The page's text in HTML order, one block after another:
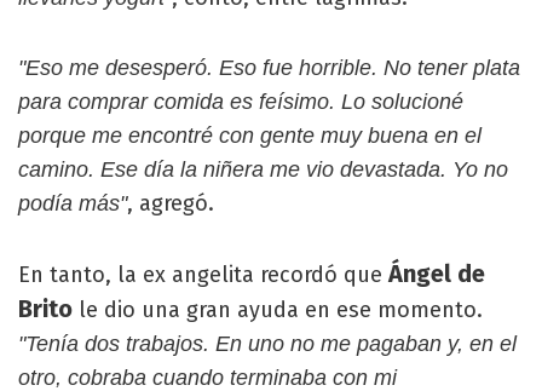
"Eso me desesperó. Eso fue horrible. No tener plata
para comprar comida es feísimo. Lo solucioné
porque me encontré con gente muy buena en el
camino. Ese día la niñera me vio devastada. Yo no
podía más", agregó.
En tanto, la ex angelita recordó queÁngel de
Brito le dio una gran ayuda en ese momento.
"Tenía dos trabajos. En uno no me pagaban y, en el
otro, cobraba cuando terminaba con mi